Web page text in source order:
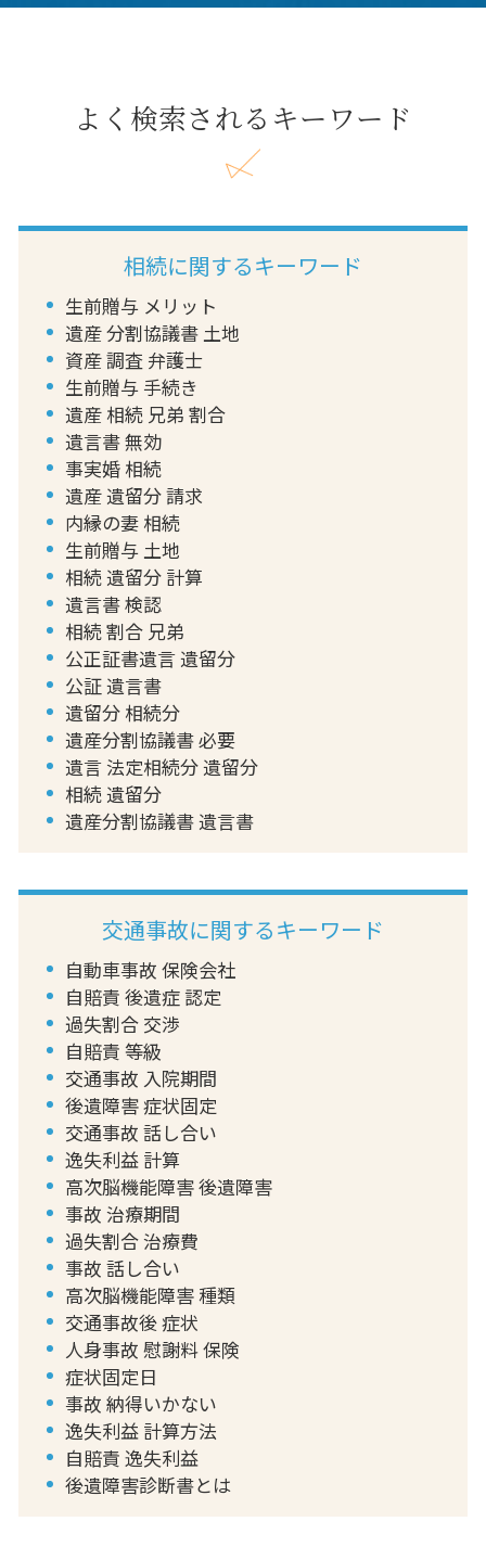
よく検索されるキーワード
相続に関するキーワード
生前贈与 メリット
遺産 分割協議書 土地
資産 調査 弁護士
生前贈与 手続き
遺産 相続 兄弟 割合
遺言書 無効
事実婚 相続
遺産 遺留分 請求
内縁の妻 相続
生前贈与 土地
相続 遺留分 計算
遺言書 検認
相続 割合 兄弟
公正証書遺言 遺留分
公証 遺言書
遺留分 相続分
遺産分割協議書 必要
遺言 法定相続分 遺留分
相続 遺留分
遺産分割協議書 遺言書
交通事故に関するキーワード
自動車事故 保険会社
自賠責 後遺症 認定
過失割合 交渉
自賠責 等級
交通事故 入院期間
後遺障害 症状固定
交通事故 話し合い
逸失利益 計算
高次脳機能障害 後遺障害
事故 治療期間
過失割合 治療費
事故 話し合い
高次脳機能障害 種類
交通事故後 症状
人身事故 慰謝料 保険
症状固定日
事故 納得いかない
逸失利益 計算方法
自賠責 逸失利益
後遺障害診断書とは